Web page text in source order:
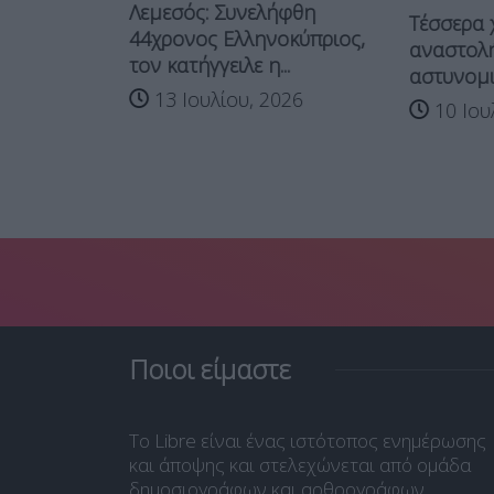
Λεμεσός: Συνελήφθη
44χρονος Ελληνοκύπριος,
τον κατήγγειλε η...
13 Ιουλίου, 2026
Τέσσερα
10
Ποιοι είμαστε
Το Libre είναι ένας ιστότοπος ενημέρωσης
και άποψης και στελεχώνεται από ομάδα